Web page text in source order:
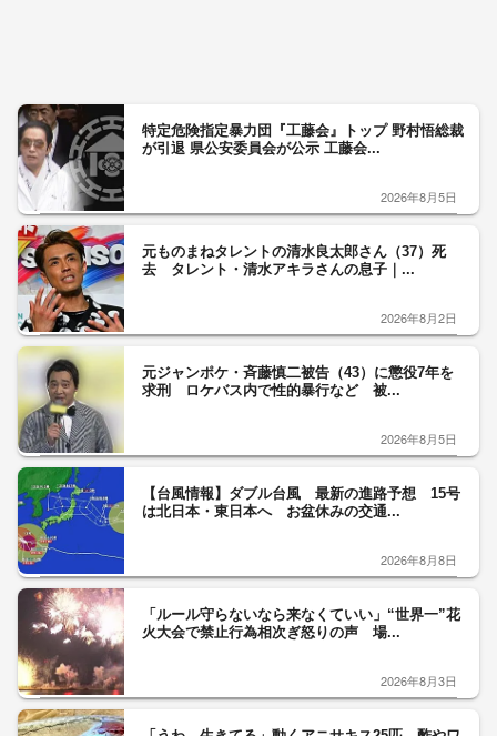
特定危険指定暴力団『工藤会』トップ 野村悟総裁
が引退 県公安委員会が公示 工藤会...
2026年8月5日
元ものまねタレントの清水良太郎さん（37）死
去 タレント・清水アキラさんの息子｜...
2026年8月2日
元ジャンポケ・斉藤慎二被告（43）に懲役7年を
求刑 ロケバス内で性的暴行など 被...
2026年8月5日
【台風情報】ダブル台風 最新の進路予想 15号
は北日本・東日本へ お盆休みの交通...
2026年8月8日
「ルール守らないなら来なくていい」“世界一”花
火大会で禁止行為相次ぎ怒りの声 場...
2026年8月3日